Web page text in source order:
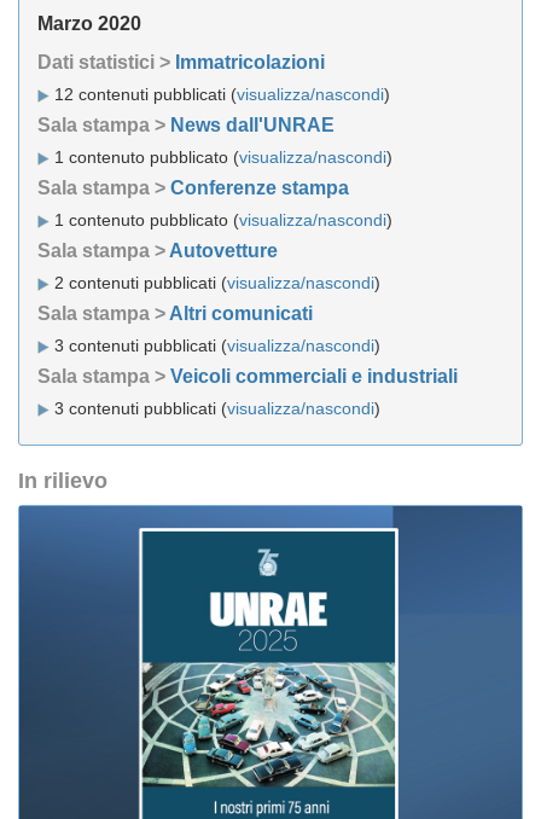
Marzo 2020
Dati statistici > Immatricolazioni
12 contenuti pubblicati (visualizza/nascondi)
Sala stampa > News dall'UNRAE
1 contenuto pubblicato (visualizza/nascondi)
Sala stampa > Conferenze stampa
1 contenuto pubblicato (visualizza/nascondi)
Sala stampa > Autovetture
2 contenuti pubblicati (visualizza/nascondi)
Sala stampa > Altri comunicati
3 contenuti pubblicati (visualizza/nascondi)
Sala stampa > Veicoli commerciali e industriali
3 contenuti pubblicati (visualizza/nascondi)
In rilievo